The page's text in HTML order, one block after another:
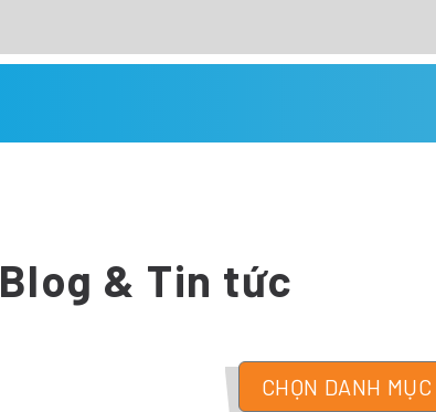
Blog & Tin tức
CHỌN DANH MỤC